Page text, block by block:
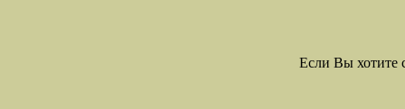
Если Вы хотите